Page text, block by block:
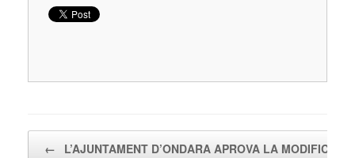
← L’AJUNTAMENT D’ONDARA APROVA LA